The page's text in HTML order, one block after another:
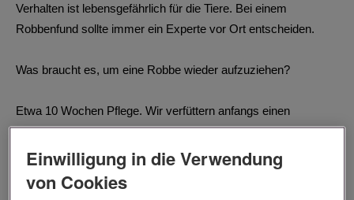
Verhalten ist lebensgefährlich für die Tiere. Bei einem
Robbenfund sollte immer ein Experte vor Ort entscheiden.
Was braucht es, um eine Robbe wieder aufzuziehen?
Etwa 10 Wochen Pflege. Wir verfüttern anfangs einen
Fischbrei an die Jungtiere. Viermal täglich gibt es das Futter
über einen Schlauch. Schrittweise werden die Tiere an die
spätere Nahrung gewöhnt, die sie sich bald selbst aus dem
Wasser holen. Wir verfüttern hauptsächlich Heringe, den die
Einwilligung in die Verwendung
von Cookies